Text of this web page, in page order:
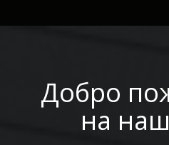
Добро
на